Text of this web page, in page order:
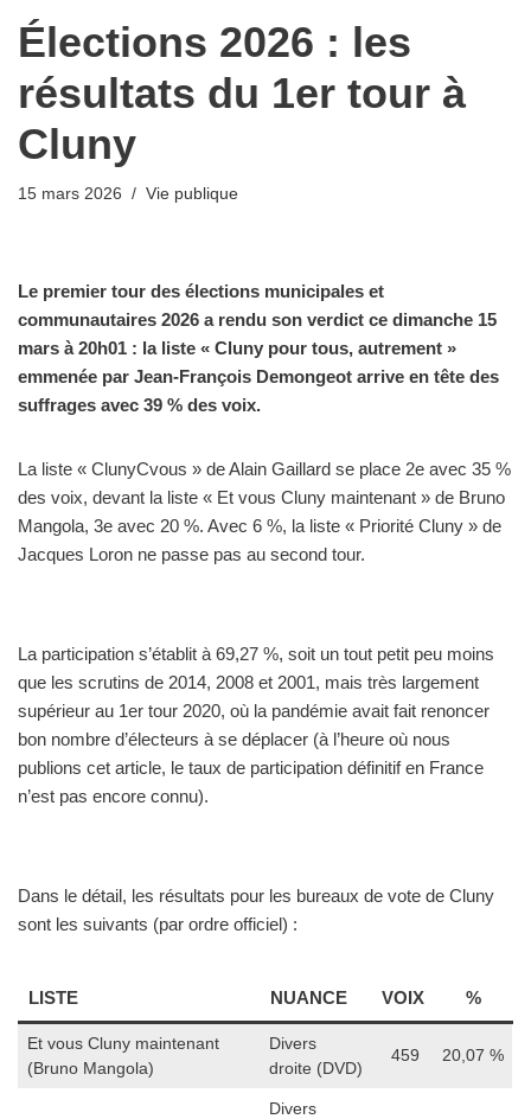
Élections 2026 : les
résultats du 1er tour à
Cluny
15 mars 2026 Vie publique
Le premier tour des élections municipales et
communautaires 2026 a rendu son verdict ce dimanche 15
mars à 20h01 : la liste « Cluny pour tous, autrement »
emmenée par Jean-François Demongeot arrive en tête des
suffrages avec 39 % des voix.
La liste « ClunyCvous » de Alain Gaillard se place 2e avec 35 %
des voix, devant la liste « Et vous Cluny maintenant » de Bruno
Mangola, 3e avec 20 %. Avec 6 %, la liste « Priorité Cluny » de
Jacques Loron ne passe pas au second tour.
La participation s’établit à 69,27 %, soit un tout petit peu moins
que les scrutins de 2014, 2008 et 2001, mais très largement
supérieur au 1er tour 2020, où la pandémie avait fait renoncer
bon nombre d’électeurs à se déplacer (à l’heure où nous
publions cet article, le taux de participation définitif en France
n’est pas encore connu).
Dans le détail, les résultats pour les bureaux de vote de Cluny
sont les suivants (par ordre officiel) :
LISTE NUANCE VOIX %
Et vous Cluny maintenant
(Bruno Mangola)
Divers
droite (DVD)
459 20,07 %
Divers